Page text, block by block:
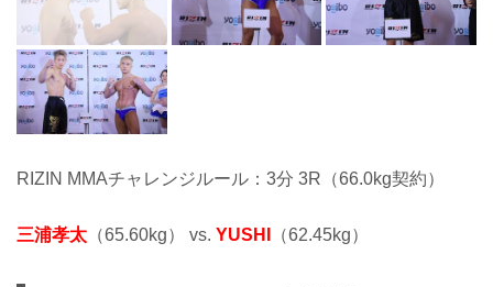
RIZIN MMAチャレンジルール：3分 3R（66.0kg契約）
三浦孝太 （65.60kg） vs. YUSHI （62.45kg）